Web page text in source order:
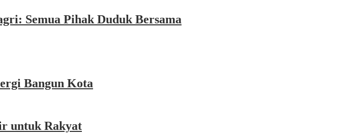
Semua Pihak Duduk Bersama
Bangun Kota
untuk Rakyat